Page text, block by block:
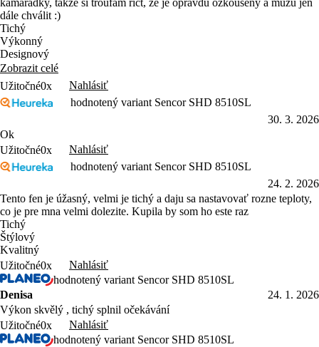
kamarádky, takže si troufám říct, že je opravdu ozkoušený a můžu jen
dále chválit :)
Tichý
Výkonný
Designový
Zobrazit celé
Užitočné0x
Nahlásiť
hodnotený variant Sencor SHD 8510SL
30. 3. 2026
Ok
Užitočné0x
Nahlásiť
hodnotený variant Sencor SHD 8510SL
24. 2. 2026
Tento fen je úžasný, velmi je tichý a daju sa nastavovať rozne teploty,
co je pre mna velmi dolezite. Kupila by som ho este raz
Tichý
Štýlový
Kvalitný
Užitočné0x
Nahlásiť
hodnotený variant Sencor SHD 8510SL
Denisa
24. 1. 2026
Výkon skvělý , tichý splnil očekávání
Užitočné0x
Nahlásiť
hodnotený variant Sencor SHD 8510SL